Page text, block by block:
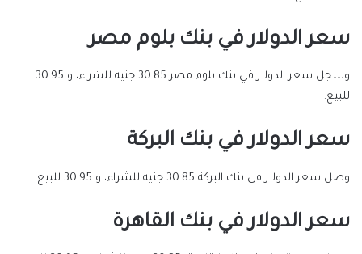
سعر الدولار في بنك بلوم مصر
وسجل سعر الدولار في بنك بلوم مصر 30.85 جنيه للشراء، و 30.95
للبيع.
سعر الدولار في بنك البركة
وصل سعر الدولار في بنك البركة 30.85 جنيه للشراء، و 30.95 للبيع.
سعر الدولار في بنك القاهرة